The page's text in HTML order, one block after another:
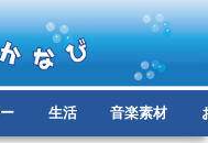
生活 音楽素材